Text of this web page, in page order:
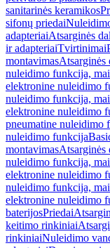
sanitarinės keramikos
sifonų priedai
adapteriaiAtsarginės
ir adapteriaiTvirtinimai
montavimasAtsarginės
nuleidimo funkcija,
elektronine nuleidimo
nuleidimo funkcija,
elektronine nuleidimo
pneumatine nuleidimo
nuleidimo funkcija
montavimasAtsarginės
nuleidimo funkcija,
elektronine nuleidimo
nuleidimo funkcija,
elektronine nuleidimo
baterijosPriedai
keitimo rinkiniai
rinkiniaiNuleidimo